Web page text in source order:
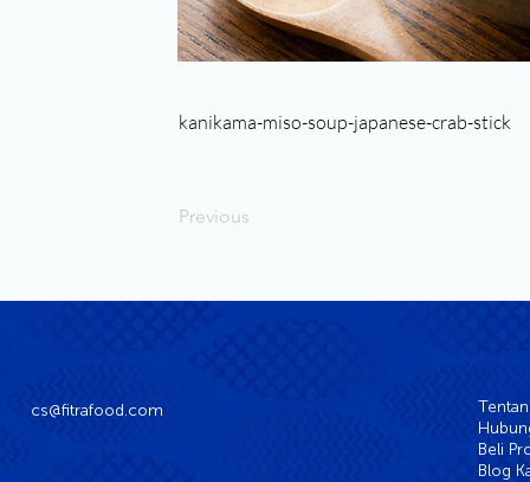
kanikama-miso-soup-japanese-crab-stick
Previous
cs@fitrafood.com
Beli
Blog